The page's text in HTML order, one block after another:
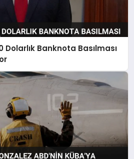
Dolarlık Banknota Basılması